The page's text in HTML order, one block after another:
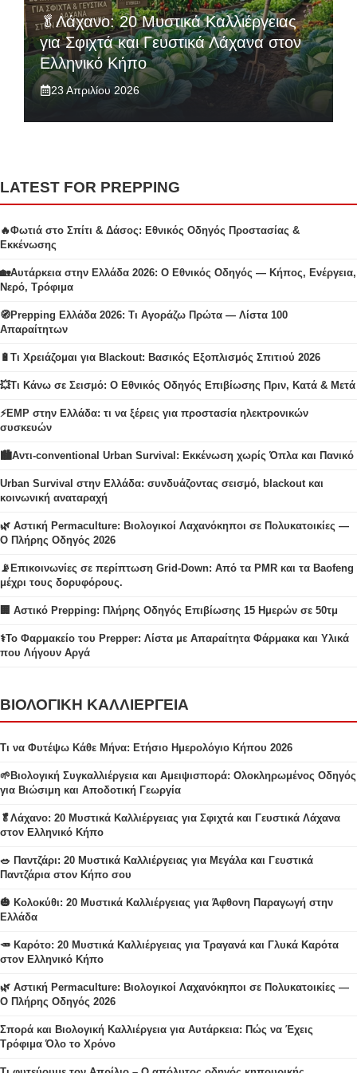
🥬Λάχανο: 20 Μυστικά Καλλιέργειας
για Σφιχτά και Γευστικά Λάχανα στον
Ελληνικό Κήπο
23 Απριλίου 2026
LATEST FOR PREPPING
🔥Φωτιά στο Σπίτι & Δάσος: Εθνικός Οδηγός Προστασίας &
Εκκένωσης
🏡Αυτάρκεια στην Ελλάδα 2026: Ο Εθνικός Οδηγός — Κήπος, Ενέργεια,
Νερό, Τρόφιμα
🧭Prepping Ελλάδα 2026: Τι Αγοράζω Πρώτα — Λίστα 100
Απαραίτητων
🔋Τι Χρειάζομαι για Blackout: Βασικός Εξοπλισμός Σπιτιού 2026
💥Τι Κάνω σε Σεισμό: Ο Εθνικός Οδηγός Επιβίωσης Πριν, Κατά & Μετά
⚡EMP στην Ελλάδα: τι να ξέρεις για προστασία ηλεκτρονικών
συσκευών
🏙️Αντι-conventional Urban Survival: Εκκένωση χωρίς Όπλα και Πανικό
Urban Survival στην Ελλάδα: συνδυάζοντας σεισμό, blackout και
κοινωνική αναταραχή
🌿 Αστική Permaculture: Βιολογικοί Λαχανόκηποι σε Πολυκατοικίες —
Ο Πλήρης Οδηγός 2026
📡Επικοινωνίες σε περίπτωση Grid-Down: Από τα PMR και τα Baofeng
μέχρι τους δορυφόρους.
🏢 Αστικό Prepping: Πλήρης Οδηγός Επιβίωσης 15 Ημερών σε 50τμ
⚕️Το Φαρμακείο του Prepper: Λίστα με Απαραίτητα Φάρμακα και Υλικά
που Λήγουν Αργά
ΒΙΟΛΟΓΙΚΗ ΚΑΛΛΙΕΡΓΕΙΑ
Τι να Φυτέψω Κάθε Μήνα: Ετήσιο Ημερολόγιο Κήπου 2026
🌱Βιολογική Συγκαλλιέργεια και Αμειψισπορά: Ολοκληρωμένος Οδηγός
για Βιώσιμη και Αποδοτική Γεωργία
🥬Λάχανο: 20 Μυστικά Καλλιέργειας για Σφιχτά και Γευστικά Λάχανα
στον Ελληνικό Κήπο
🥗 Παντζάρι: 20 Μυστικά Καλλιέργειας για Μεγάλα και Γευστικά
Παντζάρια στον Κήπο σου
🎃 Κολοκύθι: 20 Μυστικά Καλλιέργειας για Άφθονη Παραγωγή στην
Ελλάδα
🥕 Καρότο: 20 Μυστικά Καλλιέργειας για Τραγανά και Γλυκά Καρότα
στον Ελληνικό Κήπο
🌿 Αστική Permaculture: Βιολογικοί Λαχανόκηποι σε Πολυκατοικίες —
Ο Πλήρης Οδηγός 2026
Σπορά και Βιολογική Καλλιέργεια για Αυτάρκεια: Πώς να Έχεις
Τρόφιμα Όλο το Χρόνο